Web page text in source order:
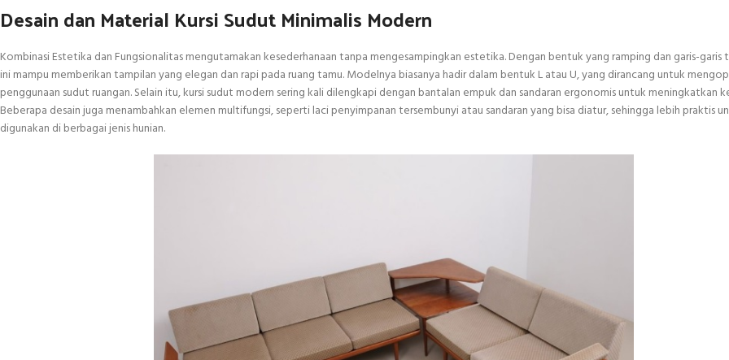
Desain dan Material Kursi Sudut Minimalis Modern
Kombinasi Estetika dan Fungsionalitas mengutamakan kesederhanaan tanpa mengesampingkan estetika. Dengan bentuk yang ramping dan garis-garis
ini mampu memberikan tampilan yang elegan dan rapi pada ruang tamu. Modelnya biasanya hadir dalam bentuk L atau U, yang dirancang untuk
penggunaan sudut ruangan. Selain itu, kursi sudut modern sering kali dilengkapi dengan bantalan empuk dan sandaran ergonomis untuk meningkatkan
Beberapa desain juga menambahkan elemen multifungsi, seperti laci penyimpanan tersembunyi atau sandaran yang bisa diatur, sehingga lebih praktis
digunakan di berbagai jenis hunian.